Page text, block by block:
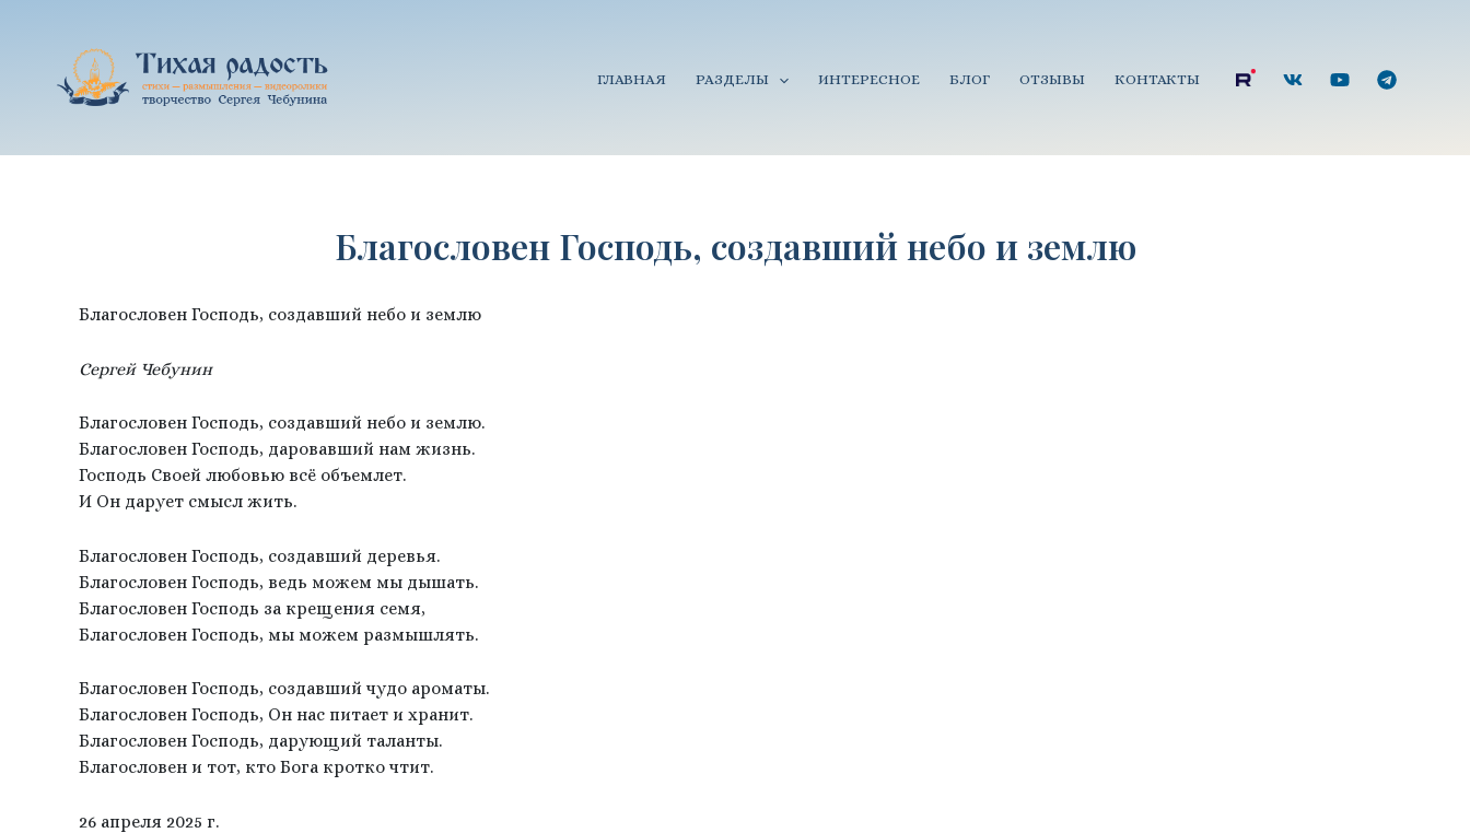
содержимому
ГЛАВНАЯ РАЗДЕЛЫ ИНТЕРЕСНОЕ БЛОГ ОТЗЫВЫ КОНТАКТЫ
Благословен Господь, создавший небо и землю
Благословен Господь, создавший небо и землю
Сергей Чебунин
Благословен Господь, создавший небо и землю.
Благословен Господь, даровавший нам жизнь.
Господь Своей любовью всё объемлет.
И Он дарует смысл жить.
Благословен Господь, создавший деревья.
Благословен Господь, ведь можем мы дышать.
Благословен Господь за крещения семя,
Благословен Господь, мы можем размышлять.
Благословен Господь, создавший чудо ароматы.
Благословен Господь, Он нас питает и хранит.
Благословен Господь, дарующий таланты.
Благословен и тот, кто Бога кротко чтит.
26 апреля 2025 г.